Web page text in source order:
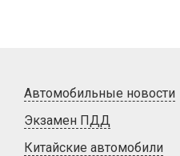
Автомобильные новости
Экзамен ПДД
Китайские автомобили